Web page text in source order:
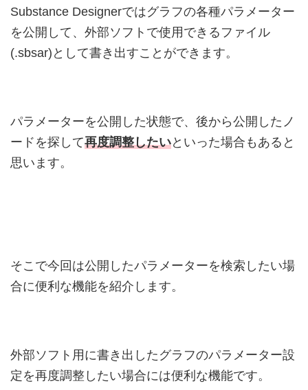
Substance Designerではグラフの各種パラメーター
を公開して、外部ソフトで使用できるファイル
(.sbsar)として書き出すことができます。
パラメーターを公開した状態で、後から公開したノ
ードを探して再度調整したいといった場合もあると
思います。
そこで今回は公開したパラメーターを検索したい場
合に便利な機能を紹介します。
外部ソフト用に書き出したグラフのパラメーター設
定を再度調整したい場合には便利な機能です。